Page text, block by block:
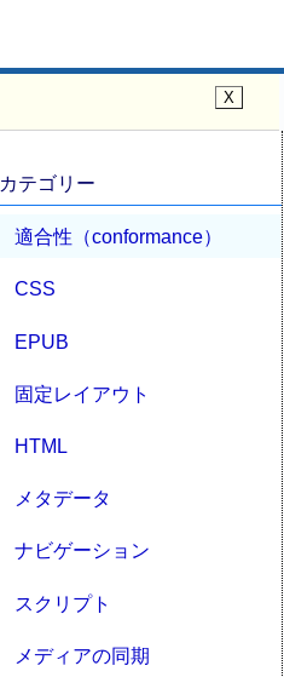
カテゴリー
適合性（conformance）
CSS
EPUB
固定レイアウト
HTML
メタデータ
ナビゲーション
スクリプト
メディアの同期